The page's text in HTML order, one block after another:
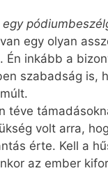
egy olyan
Én inkább a
szabadság
téve
volt arra,
érte. Kell a
az ember